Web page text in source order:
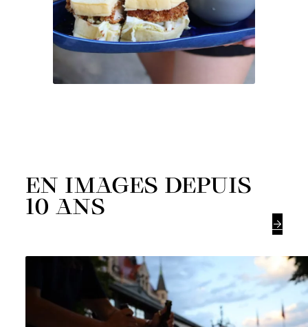
EN IMAGES DEPUIS
10 ANS
